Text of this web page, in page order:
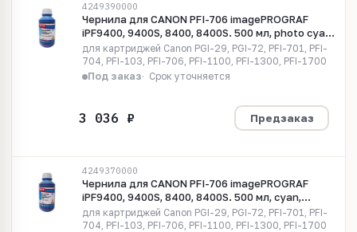
4249390000
Чернила для CANON PFI-706 imagePROGRAF
iPF9400, 9400S, 8400, 8400S. 500 мл, photo cyan,
Pigment MyInk CE706PC
для картриджей Canon PGI-29, PGI-72, PFI-701, PFI-
704, PFI-103, PFI-706, PFI-1100, PFI-1300, PFI-1700
Под заказ
Срок уточняется
Предзаказ
4249370000
Чернила для CANON PFI-706 imagePROGRAF
iPF9400, 9400S, 8400, 8400S. 500 мл, cyan,
Pigment MyInk CE706C
для картриджей Canon PGI-29, PGI-72, PFI-701, PFI-
704, PFI-103, PFI-706, PFI-1100, PFI-1300, PFI-1700